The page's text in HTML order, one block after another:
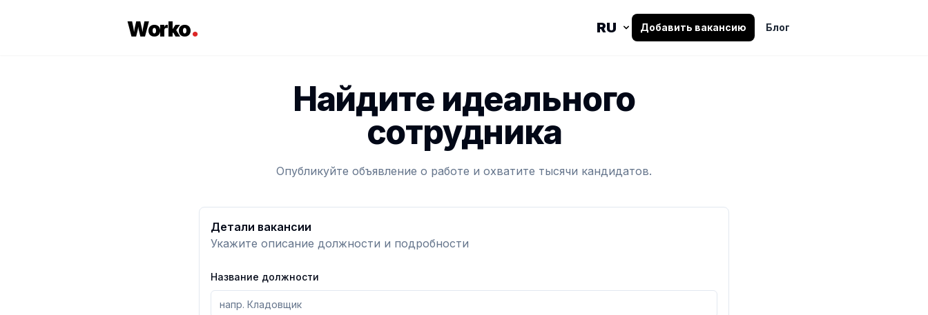
Worko. Добавить вакансию Блог
Найдите идеального
сотрудника
Опубликуйте объявление о работе и охватите тысячи кандидатов.
Детали вакансии
Укажите описание должности и подробности
Название должности